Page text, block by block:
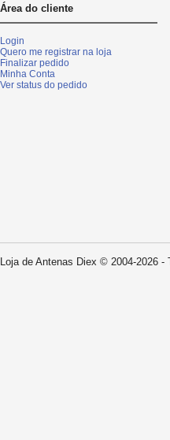
Área do cliente
Login
Quero me registrar na loja
Finalizar pedido
Minha Conta
Ver status do pedido
Loja de Antenas Diex © 2004-2026 -